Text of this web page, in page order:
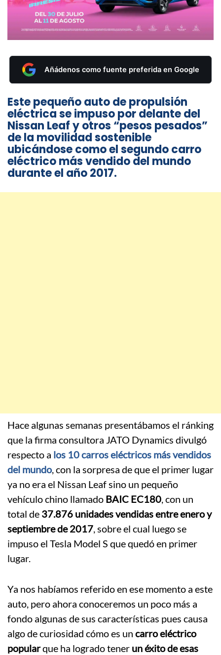
Añádenos como fuente preferida en Google
Este pequeño auto de propulsión
eléctrica se impuso por delante del
Nissan Leaf y otros “pesos pesados”
de la movilidad sostenible
ubicándose como el segundo carro
eléctrico más vendido del mundo
durante el año 2017.
Hace algunas semanas presentábamos el ránking
que la firma consultora JATO Dynamics divulgó
respecto a los 10 carros eléctricos más vendidos
del mundo, con la sorpresa de que el primer lugar
ya no era el Nissan Leaf sino un pequeño
vehículo chino llamado BAIC EC180, con un
total de 37.876 unidades vendidas entre enero y
septiembre de 2017, sobre el cual luego se
impuso el Tesla Model S que quedó en primer
lugar.
Ya nos habíamos referido en ese momento a este
auto, pero ahora conoceremos un poco más a
fondo algunas de sus características pues causa
algo de curiosidad cómo es un carro eléctrico
popularque ha logrado tener un éxito de esas